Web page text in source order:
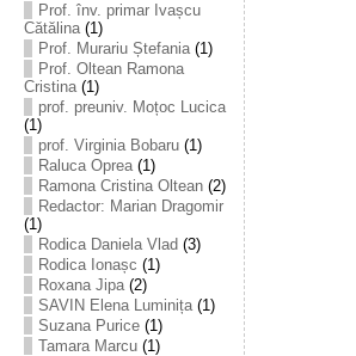
Prof. înv. primar Ivașcu
Cătălina(1)
Prof. Murariu Ștefania(1)
Prof. Oltean Ramona
Cristina(1)
prof. preuniv. Moțoc Lucica
(1)
prof. Virginia Bobaru(1)
Raluca Oprea(1)
Ramona Cristina Oltean(2)
Redactor: Marian Dragomir
(1)
Rodica Daniela Vlad (3)
Rodica Ionașc (1)
Roxana Jipa(2)
SAVIN Elena Luminița(1)
Suzana Purice(1)
Tamara Marcu(1)